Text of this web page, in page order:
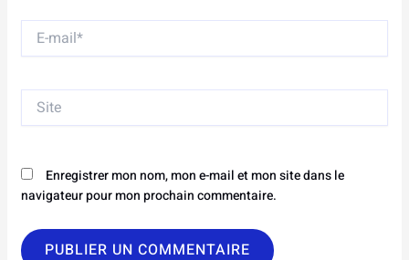
mail*
Site
Enregistrer mon nom, mon e-mail et mon site dans le
navigateur pour mon prochain commentaire.